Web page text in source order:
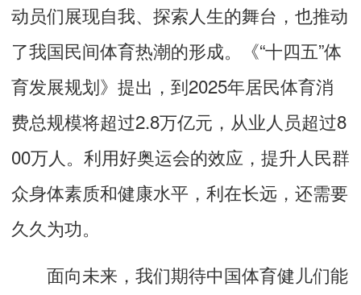
动员们展现自我、探索人生的舞台，也推动
了我国民间体育热潮的形成。《“十四五”体
育发展规划》提出，到2025年居民体育消
费总规模将超过2.8万亿元，从业人员超过8
00万人。利用好奥运会的效应，提升人民群
众身体素质和健康水平，利在长远，还需要
久久为功。
面向未来，我们期待中国体育健儿们能